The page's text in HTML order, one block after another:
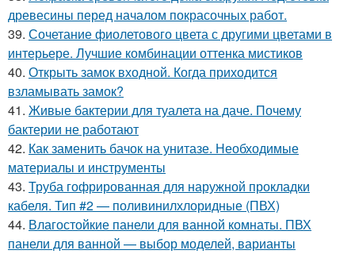
древесины перед началом покрасочных работ.
39. Сочетание фиолетового цвета с другими цветами в
интерьере. Лучшие комбинации оттенка мистиков
40. Открыть замок входной. Когда приходится
взламывать замок?
41. Живые бактерии для туалета на даче. Почему
бактерии не работают
42. Как заменить бачок на унитазе. Необходимые
материалы и инструменты
43. Труба гофрированная для наружной прокладки
кабеля. Тип #2 — поливинилхлоридные (ПВХ)
44. Влагостойкие панели для ванной комнаты. ПВХ
панели для ванной — выбор моделей, варианты